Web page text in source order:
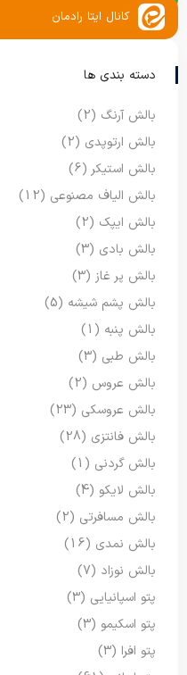
کانال ایتا رادمان
دسته بندی ها
بالش آرنگ (2)
بالش ارتوپدی (2)
بالش استیکر (6)
بالش الیاف مصنوعی (12)
بالش ایپک (2)
بالش بادی (3)
بالش پر غاز (3)
بالش پشم شیشه (5)
بالش پنبه (1)
بالش طبی (3)
بالش عروس (2)
بالش عروسکی (23)
بالش فانتزی (28)
بالش گردنی (1)
بالش لایکو (4)
بالش مسافرتی (2)
بالش نمدی (16)
بالش نوزاد (7)
پتو اسپانیایی (3)
پتو اسکیمو (3)
پتو افرا (3)